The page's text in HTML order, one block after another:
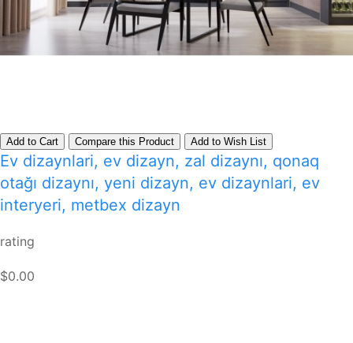
Add to Cart Compare this Product Add to Wish List
Ev dizaynlari, ev dizayn, zal dizaynı, qonaq
otağı dizaynı, yeni dizayn, ev dizaynlari, ev
interyeri, metbex dizayn
rating
$0.00